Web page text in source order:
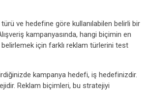
ve hedefine göre kullanılabilen belirli bir
kampanyasında, hangi biçimin en
belirlemek için farklı reklam türlerini test
kampanya hedefi, iş hedefinizdir.
Reklam biçimleri, bu stratejiyi